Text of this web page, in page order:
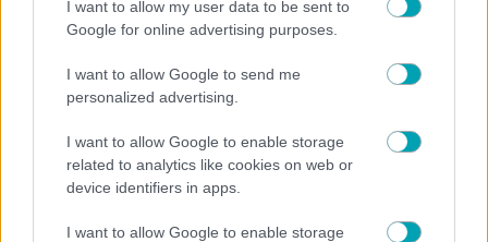
I want to allow my user data to be sent to
Google for online advertising purposes.
I want to allow Google to send me
personalized advertising.
I want to allow Google to enable storage
related to analytics like cookies on web or
device identifiers in apps.
I want to allow Google to enable storage
Φωτεινή Πετρογιάννη: Η απάντηση σε σχόλιο για τα
κιλά της – «Επιτέλους, με ζύγισες!»